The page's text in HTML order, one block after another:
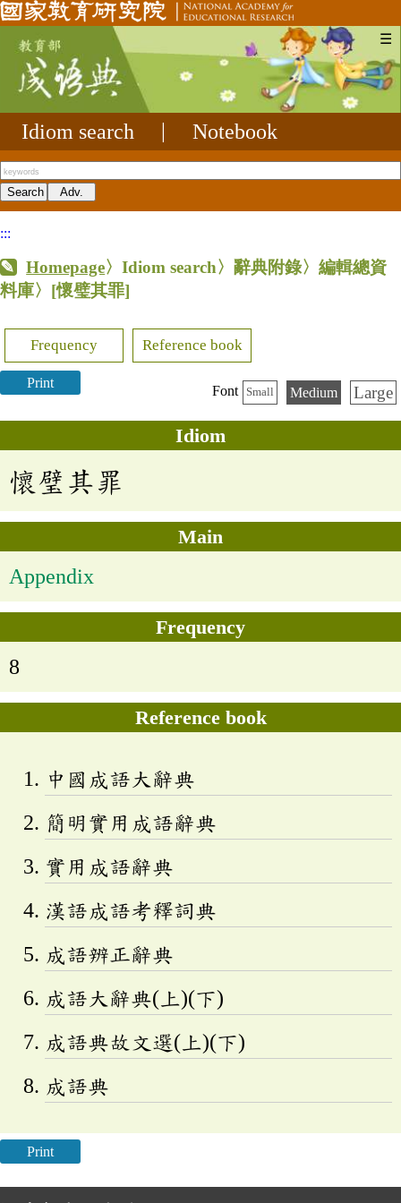
☰
Idiom search Notebook
:::
Homepage〉Idiom search〉辭典附錄〉編輯總資
料庫〉 [懷璧其罪]
Frequency Reference book
Print
Font Small Medium Large
Idiom
懷璧其罪
Main
Appendix
Frequency
8
Reference book
中國成語大辭典
簡明實用成語辭典
實用成語辭典
漢語成語考釋詞典
成語辨正辭典
成語大辭典(上)(下)
成語典故文選(上)(下)
成語典
Print